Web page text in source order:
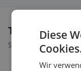
Tipi di
Scopri ristoranti
Diese
Wir